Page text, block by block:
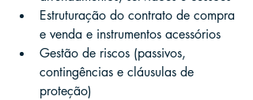
Estruturação do contrato de compra
e venda e instrumentos acessórios
Gestão de riscos (passivos,
contingências e cláusulas de
proteção)